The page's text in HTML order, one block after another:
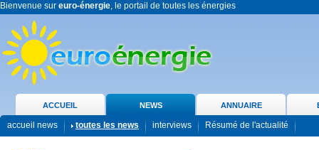
Bienvenue sur euro-énergie, le portail de toutes les énergies
ACCUEIL NEWS ANNUAIRE
accueil news toutes les news interviews Résumé de l'actualité